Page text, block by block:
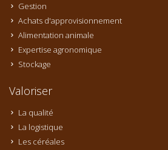
Gestion
Achats d'approvisionnement
Alimentation animale
Expertise agronomique
Stockage
Valoriser
La qualité
La logistique
Les céréales